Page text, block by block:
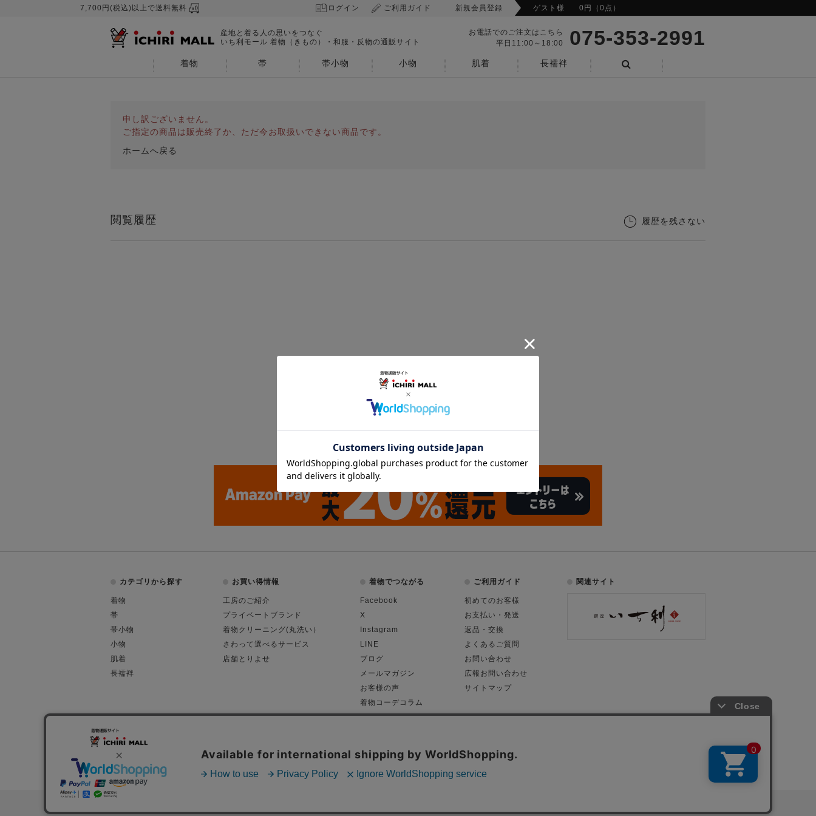
7,700円(税込)以上で送料無料 ログイン ご利用ガイド 新規会員登録 ゲスト様 0円（0点）
産地と着る人の思いをつなぐ
いち利モール 着物（きもの）・和服・反物の通販サイト
お電話でのご注文はこちら
平日11:00～18:00
075-353-2991
着物 帯 帯小物 小物 肌着
長襦袢
申し訳ございません。
ご指定の商品は販売終了か、ただ今お取扱いできない商品です。
ホームへ戻る
閲覧履歴 履歴を残さない
カテゴリから探す
着物
帯
帯小物
小物
肌着
長襦袢
お買い得情報
工房のご紹介
プライベートブランド
着物クリーニング(丸洗い）
さわって選べるサービス
店舗とりよせ
着物でつながる
Facebook
X
Instagram
LINE
ブログ
メールマガジン
お客様の声
着物コーデコラム
ご利用ガイド
初めてのお客様
お支払い・発送
返品・交換
よくあるご質問
お問い合わせ
広報お問い合わせ
サイトマップ
関連サイト